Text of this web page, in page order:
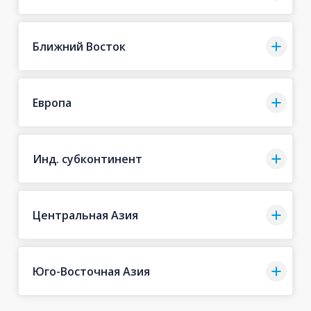
Ближний Восток
Европа
Инд. субконтинент
Центральная Азия
Юго-Восточная Азия